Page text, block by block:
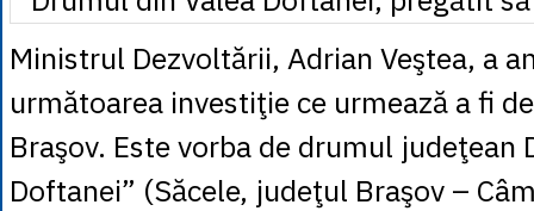
1 RUB= 0.0530
1 TRY= 0.1141
1 UAH
= 0.1048
1 XDR = 5.9383
Ministrul Dezvoltării, Adrian Veştea, a
următoarea investiţie ce urmează a fi
Braşov. Este vorba de drumul judeţean
Doftanei” (Săcele, judeţul Braşov –